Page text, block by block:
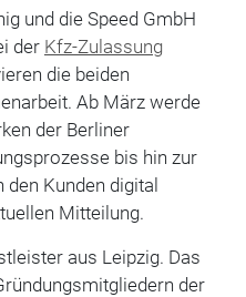
und die Speed GmbH
der Kfz-Zulassung
die beiden
Ab März werde
der Berliner
bis hin zur
den Kunden digital
Mitteilung.
aus Leipzig. Das
der